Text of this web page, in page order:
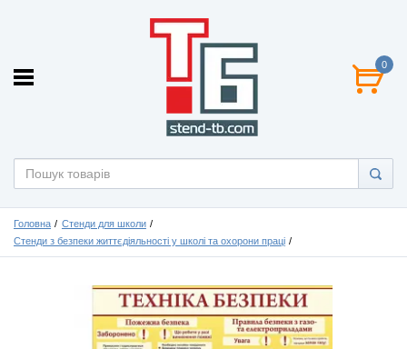
0
Головна
Стенди для школи
Стенди з безпеки життєдіяльності у школі та охорони праці